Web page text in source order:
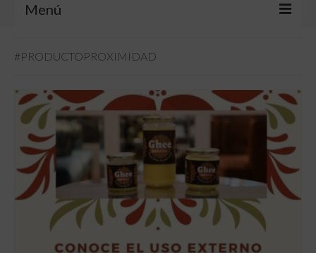
Menú
¿Qué es el Ghee Caldes d’Estrac?
Tiendas
Tienda virtual
Tiendas
Contacto
Recetas
#PRODUCTOPROXIMIDAD